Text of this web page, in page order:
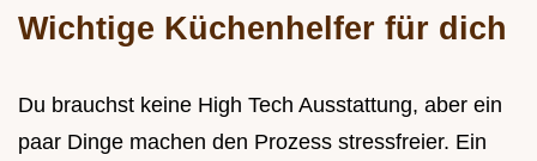
Wichtige Küchenhelfer für dich
Du brauchst keine High Tech Ausstattung, aber ein
paar Dinge machen den Prozess stressfreier. Ein